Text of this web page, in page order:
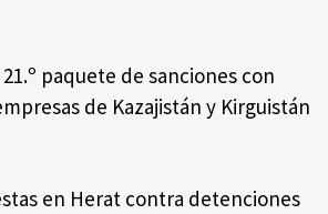
paquete de sanciones con
de Kazajistán y Kirguistán
en Herat contra detenciones